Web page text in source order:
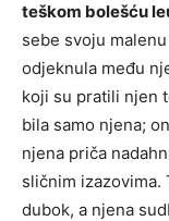
teškom bolešću
sebe svoju
odjeknula među
koji su pratili njen
bila samo njena;
njena priča
sličnim izazovima.
dubok, a njena